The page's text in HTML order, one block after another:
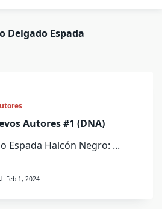
Delgado Espada
Autores #1 (DNA)
Espada Halcón Negro: ...
Feb 1, 2024